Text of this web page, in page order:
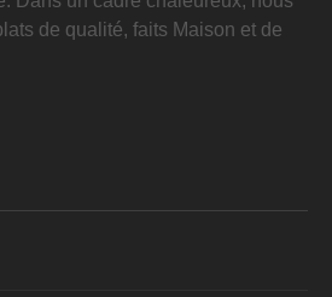
de qualité, faits Maison et de